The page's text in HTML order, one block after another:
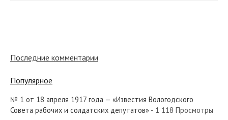
Последние комментарии
Популярное
№ 1 от 18 апреля 1917 года — «Известия Вологодского
Совета рабочих и солдатских депутатов» - 1 118 Просмотры